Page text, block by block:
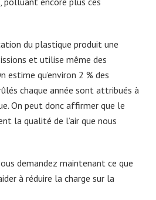
du plastique produit une
et utilise même des
estime qu’environ 2 % des
chaque année sont attribués à
On peut donc affirmer que le
la qualité de l’air que nous
demandez maintenant ce que
à réduire la charge sur la